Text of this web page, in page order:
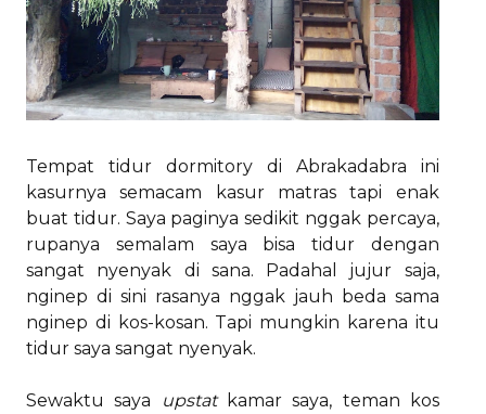
Tempat tidur dormitory di Abrakadabra ini
kasurnya semacam kasur matras tapi enak
buat tidur. Saya paginya sedikit nggak percaya,
rupanya semalam saya bisa tidur dengan
sangat nyenyak di sana. Padahal jujur saja,
nginep di sini rasanya nggak jauh beda sama
nginep di kos-kosan. Tapi mungkin karena itu
tidur saya sangat nyenyak.
Sewaktu saya upstatkamar saya, teman kos